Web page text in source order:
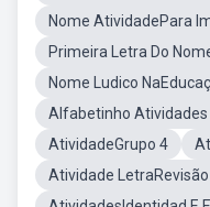
Nome AtividadePara
Primeira Letra Do
Nome Ludico
Alfabetinho Atividades
AtividadeGrupo 4
Atividade